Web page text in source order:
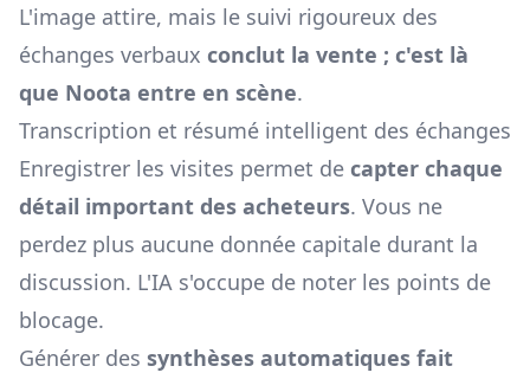
L'image attire, mais le suivi rigoureux des
échanges verbaux conclut la vente ; c'est là
que Noota entre en scène.
Transcription et résumé intelligent des échanges
Enregistrer les visites permet de capter chaque
détail important des acheteurs. Vous ne
perdez plus aucune donnée capitale durant la
discussion. L'IA s'occupe de noter les points de
blocage.
Générer des synthèses automatiques fait